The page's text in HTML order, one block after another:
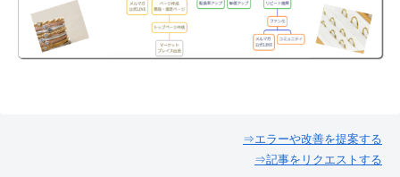
⇒エラーや改善を提案する
⇒記事をリクエストする